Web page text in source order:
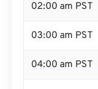
02:00 am PST
03:00 am PST
04:00 am PST